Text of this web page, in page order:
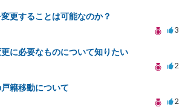
更することは可能なのか？
3
に必要なものについて知りたい
2
籍移動について
2